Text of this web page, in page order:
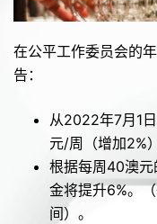
在公平工作委员会的
告：
从2022年7月1
元/周（增加2%）
根据每周40澳
金将提升6%。
间）。